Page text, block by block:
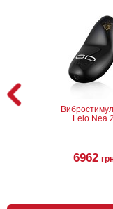
Lelo Nea 2
6962